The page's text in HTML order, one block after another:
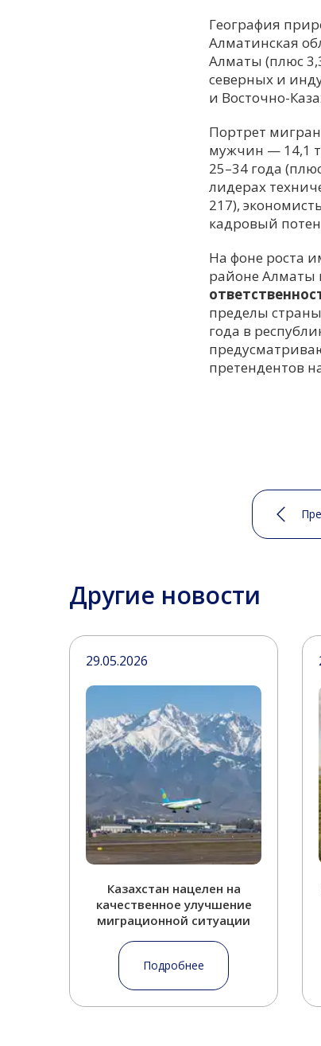
География
Алматинская
Алматы (плюс
северных и
и Восточно-
Портрет
мужчин — 14,1
25–34 года
лидерах
217),
кадровый
На фоне роста
районе Алматы
пределы
года в
претендентов
Другие новости
29.05.2026
Казахстан нацелен на
качественное улучшение
миграционной ситуации
Подробнее